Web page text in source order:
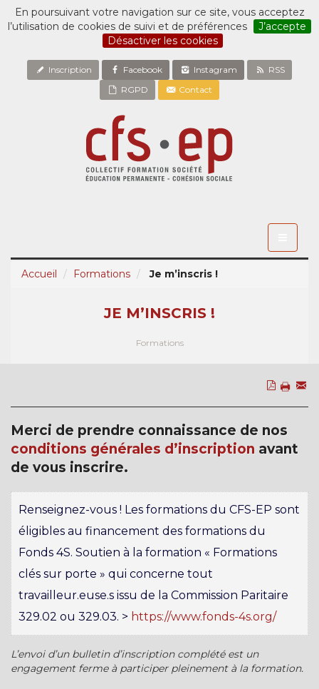
En poursuivant votre navigation sur ce site, vous acceptez
l’utilisation de cookies de suivi et de préférences
J’accepte
Désactiver les cookies
Inscription Facebook Instagram
RSS
RGPD
Contact
Accueil
Formations Je m’inscris !
JE M’INSCRIS !
Formations
Merci de prendre connaissance de nos
conditions générales d’inscription avant
de vous inscrire.
Renseignez-vous ! Les formations du CFS-EP sont
éligibles au financement des formations du
Fonds 4S. Soutien à la formation « Formations
clés sur porte » qui concerne tout
travailleur.euse.s issu de la Commission Paritaire
329.02 ou 329.03. > https://www.fonds-4s.org/
L’envoi d’un bulletin d’inscription complété est un
engagement ferme à participer pleinement à la formation.